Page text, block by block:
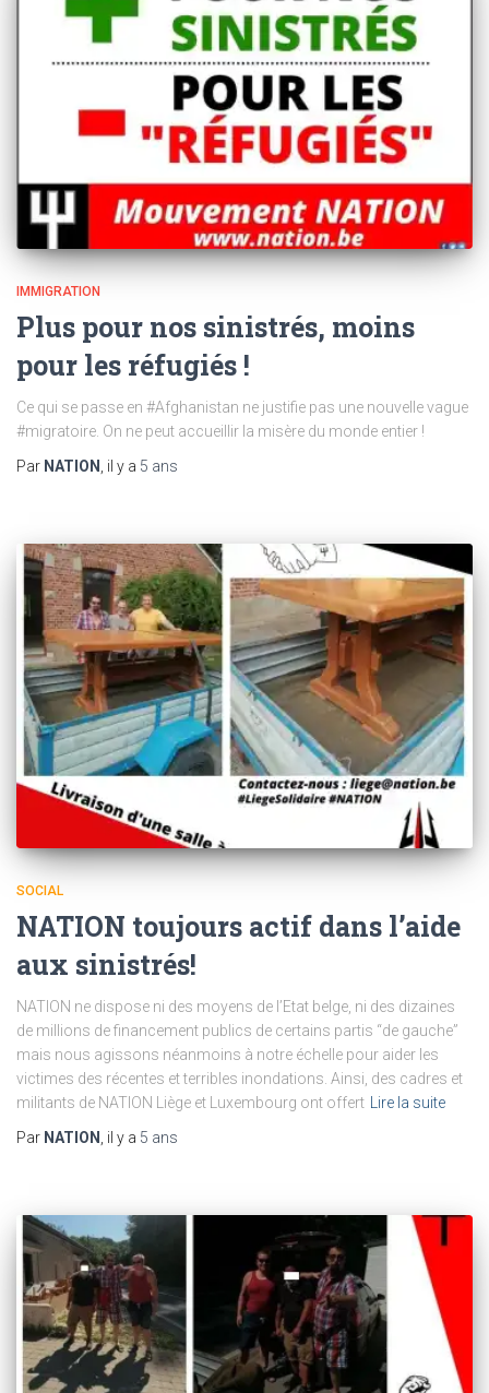
IMMIGRATION
Plus pour nos sinistrés, moins
pour les réfugiés !
Ce qui se passe en #Afghanistan ne justifie pas une nouvelle vague
#migratoire. On ne peut accueillir la misère du monde entier !
Par NATION , il y a 5 ans
SOCIAL
NATION toujours actif dans l’aide
aux sinistrés!
NATION ne dispose ni des moyens de l’Etat belge, ni des dizaines
de millions de financement publics de certains partis “de gauche”
mais nous agissons néanmoins à notre échelle pour aider les
victimes des récentes et terribles inondations. Ainsi, des cadres et
militants de NATION Liège et Luxembourg ont offert
Lire la suite
Par NATION , il y a 5 ans